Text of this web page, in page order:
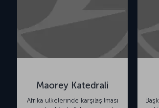
Maorey Katedrali
Afrika ülkelerinde karşılaşılması